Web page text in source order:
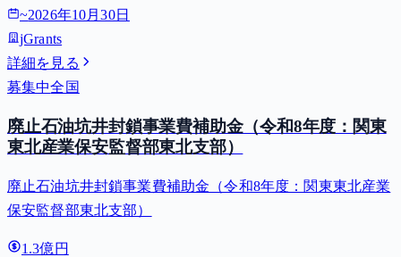
~2026年10月30日
jGrants
詳細を見る
募集中全国
廃止石油坑井封鎖事業費補助金（令和8年度：関東
東北産業保安監督部東北支部）
廃止石油坑井封鎖事業費補助金（令和8年度：関東東北産業
保安監督部東北支部）
1.3億円